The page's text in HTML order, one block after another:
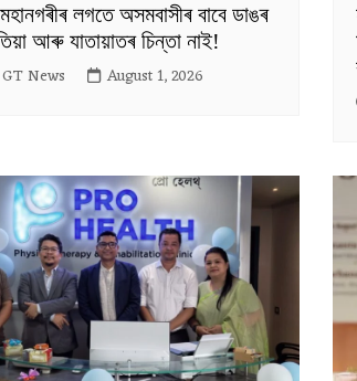
মহানগৰীৰ লগতে অসমবাসীৰ বাবে ডাঙৰ
আৰু যাতায়াতৰ চিন্তা নাই!
News August 1, 2026